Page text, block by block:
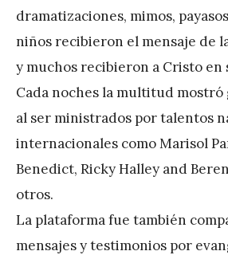
dramatizaciones, mimos,
niños recibieron el mensaje de
y muchos recibieron a Cristo en
Cada noches la multitud
al ser ministrados por talentos
internacionales como Marisol
Benedict, Ricky Halley and
otros.
La plataforma fue también
mensajes y testimonios por